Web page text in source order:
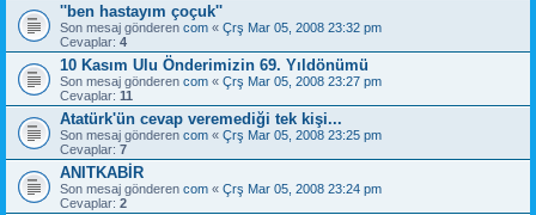
''ben hastayım çoçuk''
Son mesaj gönderen com « Çrş Mar 05, 2008 23:32 pm
Cevaplar: 4
10 Kasım Ulu Önderimizin 69. Yıldönümü
Son mesaj gönderen com « Çrş Mar 05, 2008 23:27 pm
Cevaplar: 11
Atatürk'ün cevap veremediği tek kişi...
Son mesaj gönderen com « Çrş Mar 05, 2008 23:25 pm
Cevaplar: 7
ANITKABİR
Son mesaj gönderen com « Çrş Mar 05, 2008 23:24 pm
Cevaplar: 2